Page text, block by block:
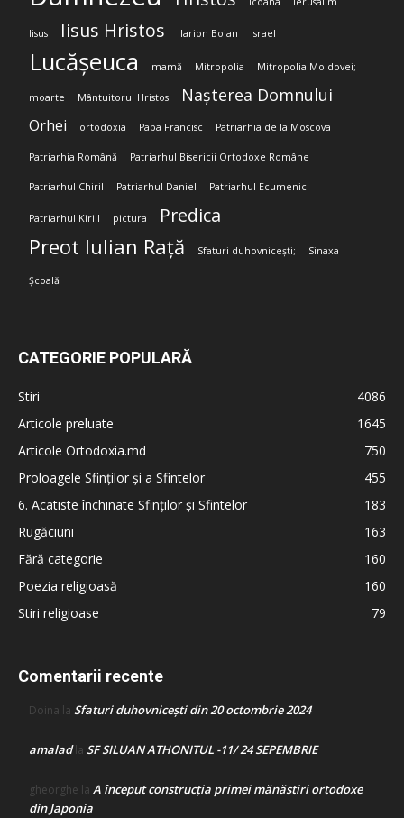
Iisus Iisus Hristos Ilarion Boian Israel
Lucășeuca mamă Mitropolia Mitropolia Moldovei;
moarte Mântuitorul Hristos Nașterea Domnului
Orhei ortodoxia Papa Francisc Patriarhia de la Moscova
Patriarhia Română Patriarhul Bisericii Ortodoxe Române
Patriarhul Chiril Patriarhul Daniel Patriarhul Ecumenic
Patriarhul Kirill pictura Predica
Preot Iulian Rață Sfaturi duhovnicești; Sinaxa
Școală
CATEGORIE POPULARĂ
Stiri
4086
Articole preluate
1645
Articole Ortodoxia.md
750
Proloagele Sfinților și a Sfintelor
455
6. Acatiste închinate Sfinților și Sfintelor
183
Rugăciuni
163
Fără categorie
160
Poezia religioasă
160
Stiri religioase
79
Comentarii recente
Doina la Sfaturi duhovnicești din 20 octombrie 2024
amaladla SF SILUAN ATHONITUL -11/ 24 SEPEMBRIE
gheorghe la A început construcţia primei mănăstiri ortodoxe
din Japonia